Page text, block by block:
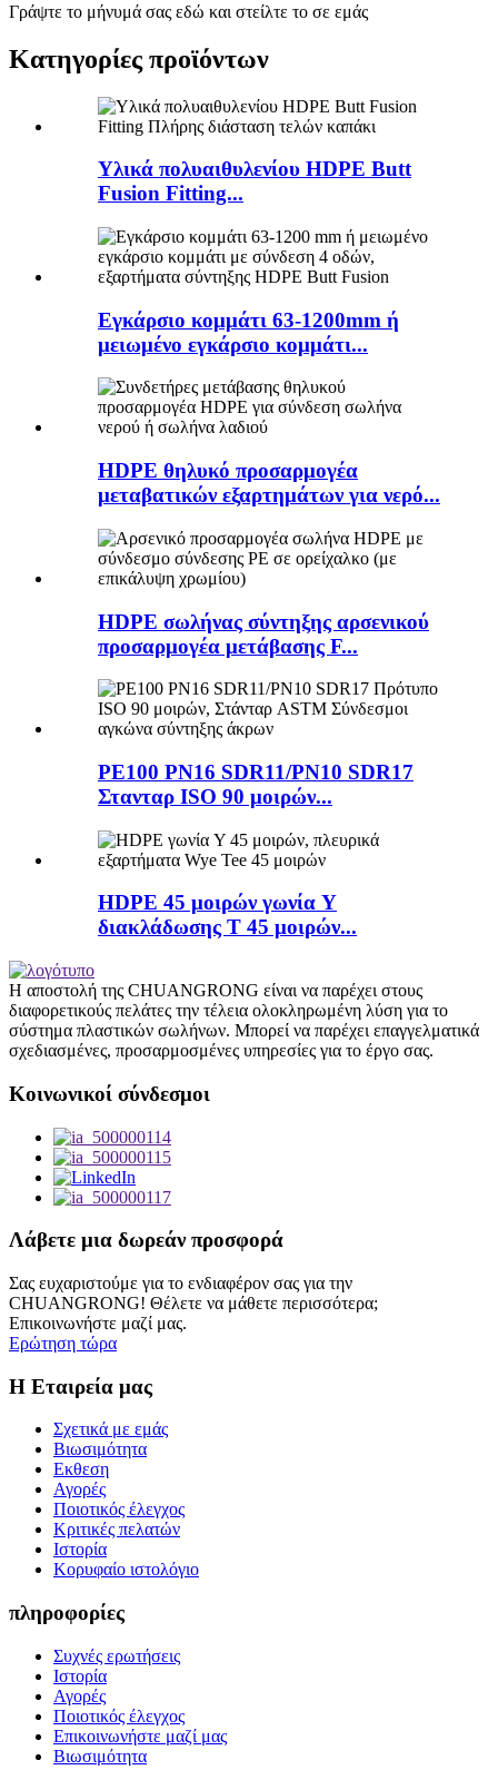
Γράψτε το μήνυμά σας εδώ και στείλτε το σε εμάς
Κατηγορίες προϊόντων
Υλικά πολυαιθυλενίου HDPE Butt
Fusion Fitting...
Εγκάρσιο κομμάτι 63-1200mm ή
μειωμένο εγκάρσιο κομμάτι...
HDPE θηλυκό προσαρμογέα
μεταβατικών εξαρτημάτων για νερό...
HDPE σωλήνας σύντηξης αρσενικού
προσαρμογέα μετάβασης F...
PE100 PN16 SDR11/PN10 SDR17
Στανταρ ISO 90 μοιρών...
HDPE 45 μοιρών γωνία Y
διακλάδωσης Τ 45 μοιρών...
Η αποστολή της CHUANGRONG είναι να παρέχει στους
διαφορετικούς πελάτες την τέλεια ολοκληρωμένη λύση για το
σύστημα πλαστικών σωλήνων. Μπορεί να παρέχει επαγγελματικά
σχεδιασμένες, προσαρμοσμένες υπηρεσίες για το έργο σας.
Κοινωνικοί σύνδεσμοι
Λάβετε μια δωρεάν προσφορά
Σας ευχαριστούμε για το ενδιαφέρον σας για την
CHUANGRONG! Θέλετε να μάθετε περισσότερα;
Επικοινωνήστε μαζί μας.
Ερώτηση τώρα
Η Εταιρεία μας
Σχετικά με εμάς
Βιωσιμότητα
Εκθεση
Αγορές
Ποιοτικός έλεγχος
Κριτικές πελατών
Ιστορία
Κορυφαίο ιστολόγιο
πληροφορίες
Συχνές ερωτήσεις
Ιστορία
Αγορές
Ποιοτικός έλεγχος
Επικοινωνήστε μαζί μας
Βιωσιμότητα